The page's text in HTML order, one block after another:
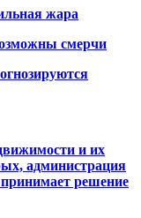
жара
смерчи
и их
администрация
решение